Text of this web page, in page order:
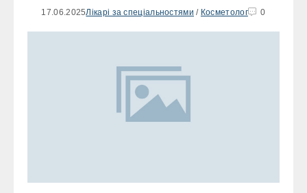
17.06.2025Лікарі за спеціальностями / Косметолог 0